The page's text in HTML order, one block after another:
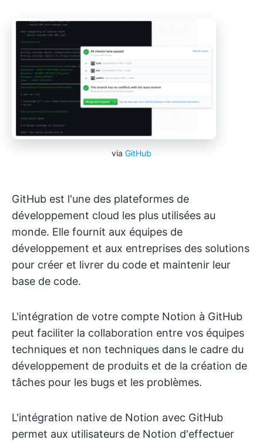
via GitHub
GitHub est l'une des plateformes de
développement cloud les plus utilisées au
monde. Elle fournit aux équipes de
développement et aux entreprises des solutions
pour créer et livrer du code et maintenir leur
base de code.
L'intégration de votre compte Notion à GitHub
peut faciliter la collaboration entre vos équipes
techniques et non techniques dans le cadre du
développement de produits et de la création de
tâches pour les bugs et les problèmes.
L'intégration native de Notion avec GitHub
permet aux utilisateurs de Notion d'effectuer